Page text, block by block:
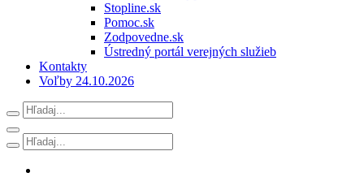
Stopline.sk
Pomoc.sk
Zodpovedne.sk
Ústredný portál verejných služieb
Kontakty
Voľby 24.10.2026